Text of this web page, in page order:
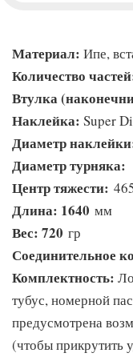
Материал: Ипе,
Количество
Втулка
Наклейка: Super
Диаметр
Диаметр турняка:
Центр тяжести:
Длина: 1640 мм
Вес: 720 гр
Соединительное
Комплектность:
тубус, номерной
предусмотрена
(чтобы прикрутить